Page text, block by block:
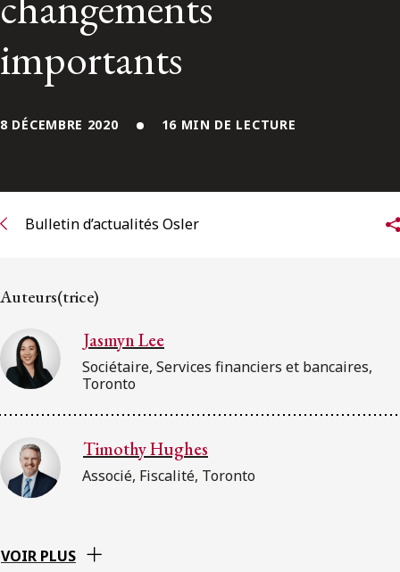
Réseau des anciens d’Osler
importants
8 DÉCEMBRE 2020 16 MIN DE LECTURE
Bulletin d’actualités Osler
Auteurs(trice)
Jasmyn Lee
Sociétaire, Services financiers et bancaires,
Toronto
Timothy Hughes
Associé, Fiscalité, Toronto
VOIR PLUS